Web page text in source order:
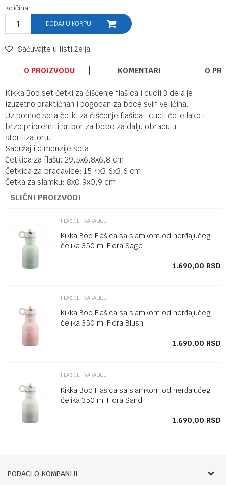
Količina:
DODAJ U KORPU
Sačuvajte u listi želja
O PROIZVODU KOMENTARI O
Kikka Boo set četki za čišćenje flašica i cucli 3 dela je
izuzetno praktičnan i pogodan za boce svih veličina.
Uz pomoć seta četki za čišćenje flašica i cucli ćete lako i
brzo pripremiti pribor za bebe za dalju obradu u
sterilizatoru.
Sadržaj i dimenzije seta:
Četkica za flašu: 29,5x6,8x6,8 cm
Četkica za bradavice: 15,4x3,6x3,6 cm
Četka za slamku: 8x0,9x0,9 cm
SLIČNI PROIZVODI
FLAŠICE I VARALICE
Kikka Boo Flašica sa slamkom od nerđajučeg
čelika 350 ml Flora Sage
1.690,00 RSD
FLAŠICE I VARALICE
Kikka Boo Flašica sa slamkom od nerđajučeg
čelika 350 ml Flora Blush
1.690,00 RSD
FLAŠICE I VARALICE
Kikka Boo Flašica sa slamkom od nerđajučeg
čelika 350 ml Flora Sand
1.690,00 RSD
PODACI O KOMPANIJI